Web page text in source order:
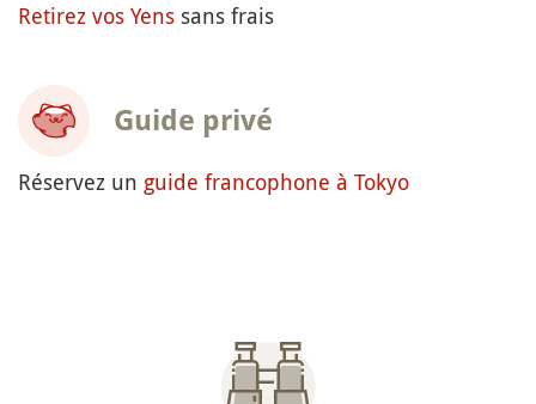
Retirez vos Yens sans frais
Guide privé
Réservez un guide francophone à Tokyo